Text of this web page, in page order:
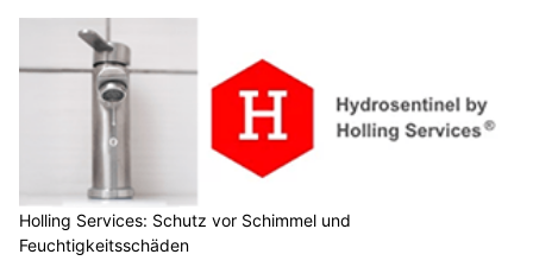
Holling Services: Schutz vor Schimmel und
Feuchtigkeitsschäden